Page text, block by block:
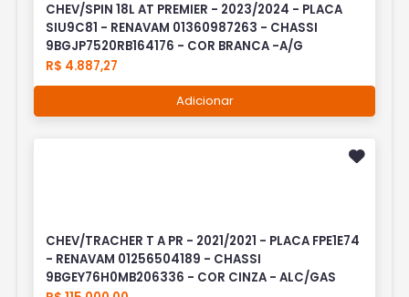
CHEV/SPIN 18L AT PREMIER - 2023/2024 - PLACA
SIU9C81 - RENAVAM 01360987263 - CHASSI
9BGJP7520RB164176 - COR BRANCA -A/G
R$ 4.887,27
Adicionar
CHEV/TRACHER T A PR - 2021/2021 - PLACA FPE1E74
- RENAVAM 01256504189 - CHASSI
9BGEY76H0MB206336 - COR CINZA - ALC/GAS